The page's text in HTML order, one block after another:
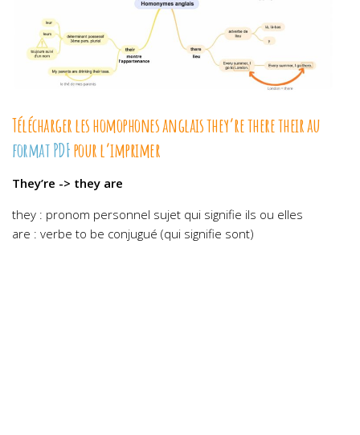
Télécharger les homophones anglais they’re there their au
format PDFpour l’imprimer
They’re -> they are
they : pronom personnel sujet qui signifie ils ou elles
are : verbe to be conjugué (qui signifie sont)